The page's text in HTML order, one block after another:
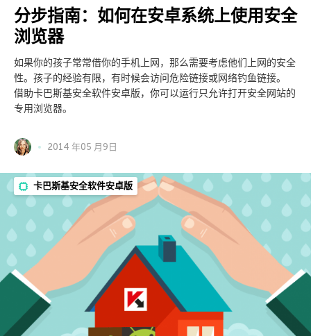
分步指南：如何在安卓系统上使用安全
浏览器
如果你的孩子常常借你的手机上网，那么需要考虑他们上网的安全
性。孩子的经验有限，有时候会访问危险链接或网络钓鱼链接。
借助卡巴斯基安全软件安卓版，你可以运行只允许打开安全网站的
专用浏览器。
2014 年05 月9日
卡巴斯基安全软件安卓版